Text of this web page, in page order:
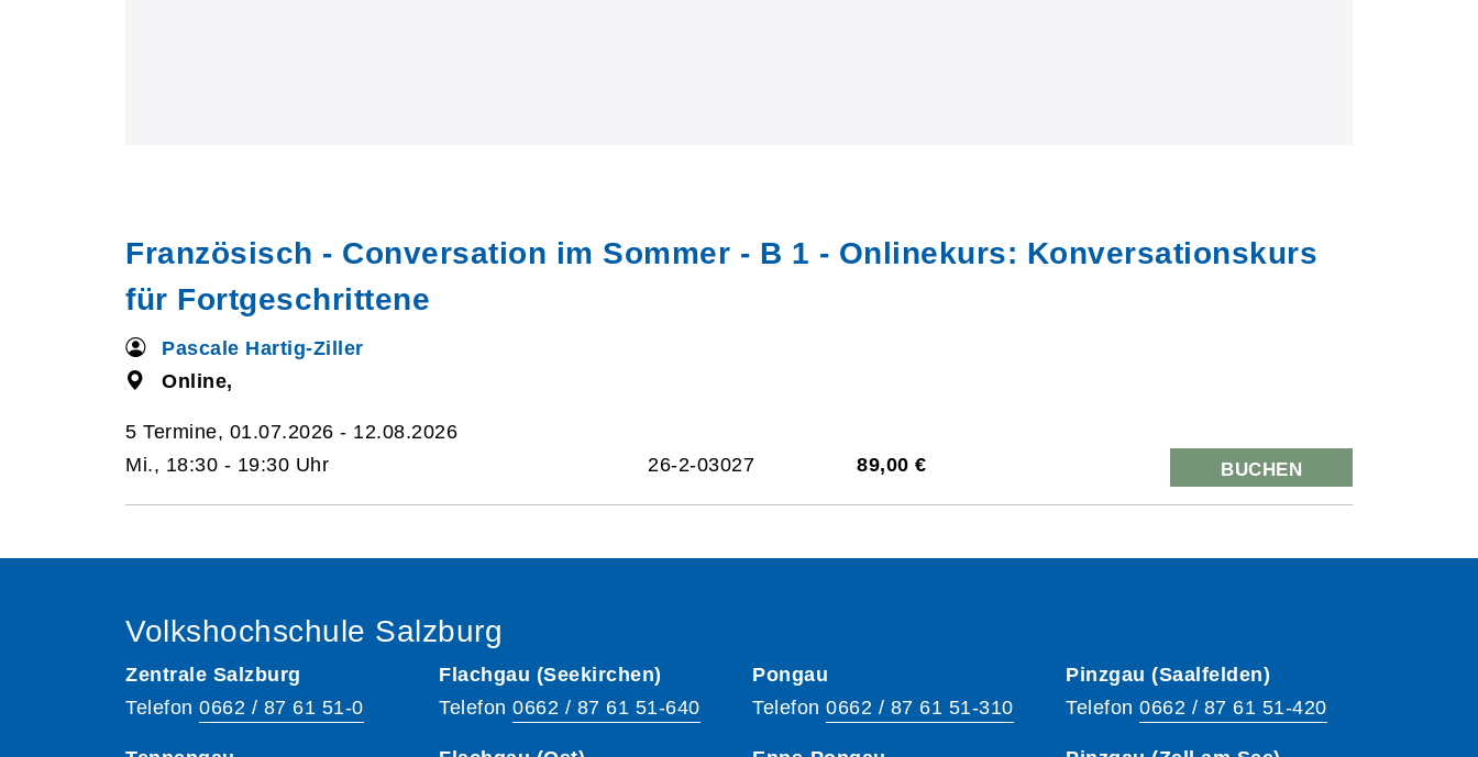
Französisch - Conversation im Sommer - B 1 - Onlinekurs: Konversationskurs
für Fortgeschrittene
Pascale Hartig-Ziller
Online,
5 Termine, 01.07.2026 - 12.08.2026
Mi., 18:30 - 19:30 Uhr
26-2-03027 89,00 € BUCHEN
Volkshochschule Salzburg
Zentrale Salzburg
Telefon 0662 / 87 61 51-0
Flachgau (Seekirchen)
Telefon 0662 / 87 61 51-640
Pongau
Telefon 0662 / 87 61 51-310
Pinzgau (Saalfelden)
Telefon 0662 / 87 61 51-420